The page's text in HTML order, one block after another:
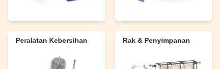
Peralatan Kebersihan Rak & Penyimpanan